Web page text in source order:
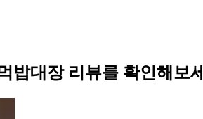
밥대장 리뷰를 확인해보